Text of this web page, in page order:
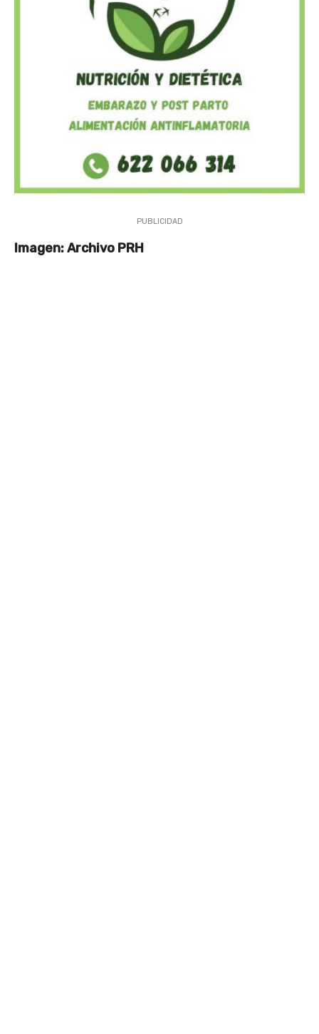
PUBLICIDAD
Imagen: Archivo PRH